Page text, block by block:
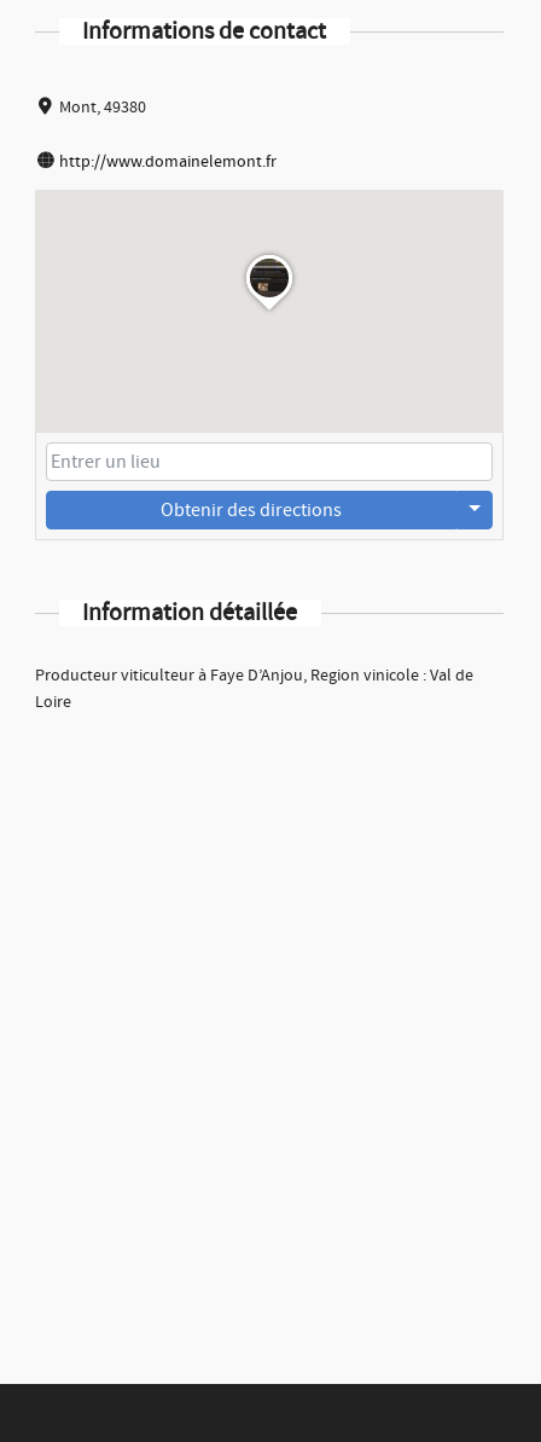
Informations de contact
Mont, 49380
http://www.domainelemont.fr
Obtenir des directions
Information détaillée
Producteur viticulteur à Faye D’Anjou, Region vinicole : Val de
Loire